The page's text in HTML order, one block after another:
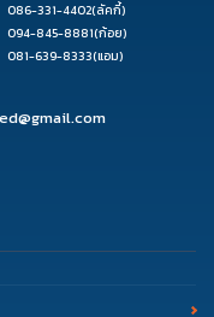
086-331-4402(ลัคกี้)
094-845-8881(ก้อย)
081-639-8333(แอม)